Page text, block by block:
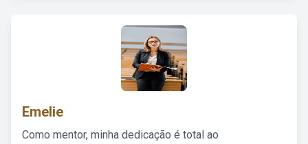
Emelie
Como mentor, minha dedicação é total ao